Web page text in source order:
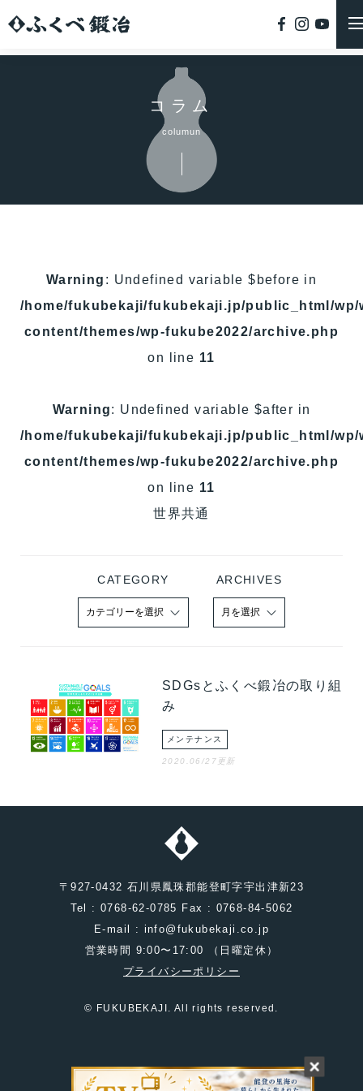
コラム
columun
Warning : Undefined variable $before in
/home/fukubekaji/fukubekaji.jp/public_html/wp/
content/themes/wp-fukube2022/archive.php
on line 11
Warning: Undefined variable $after in
/home/fukubekaji/fukubekaji.jp/public_html/wp/
content/themes/wp-fukube2022/archive.php
on line 11
世界共通
CATEGORY ARCHIVES
SDGsとふくべ鍛冶の取り組
み
メンテナンス
2020.06/27更新
〒927-0432 石川県鳳珠郡能登町字宇出津新23
Tel : 0768-62-0785 Fax : 0768-84-5062
E-mail : info@fukubekaji.co.jp
営業時間 9:00〜17:00 （日曜定休）
プライバシーポリシー
© FUKUBEKAJI. All rights reserved.